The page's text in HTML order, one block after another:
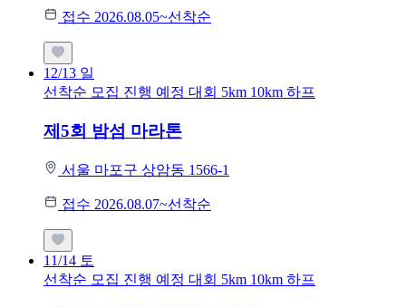
접수 2026.08.05~선착순
12/13 일
선착순 모집 진행 예정 대회 5km 10km 하프
제5회 밤섬 마라톤
서울 마포구 상암동 1566-1
접수 2026.08.07~선착순
11/14 토
선착순 모집 진행 예정 대회 5km 10km 하프